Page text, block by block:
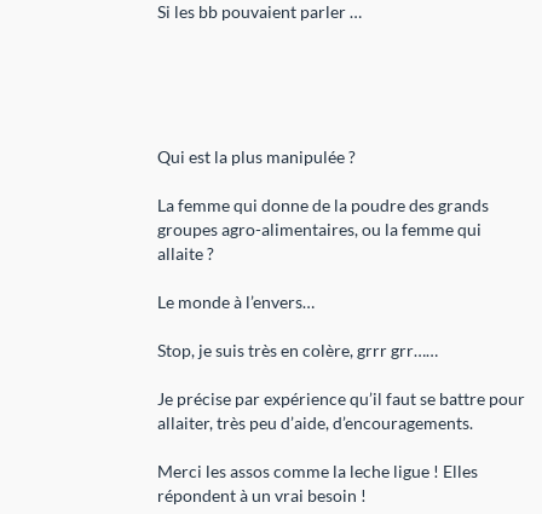
Si les bb pouvaient parler …
Qui est la plus manipulée ?
La femme qui donne de la poudre des grands
groupes agro-alimentaires, ou la femme qui
allaite ?
Le monde à l’envers…
Stop, je suis très en colère, grrr grr……
Je précise par expérience qu’il faut se battre pour
allaiter, très peu d’aide, d’encouragements.
Merci les assos comme la leche ligue ! Elles
répondent à un vrai besoin !